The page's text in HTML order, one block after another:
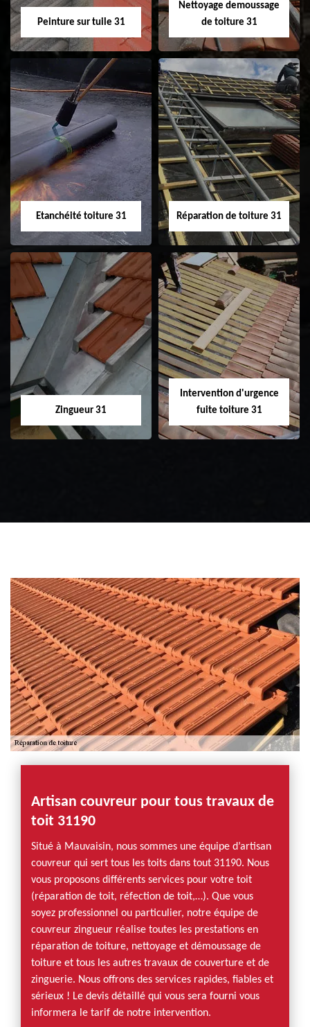
Peinture sur tuile 31
Peinture sur tuile
31
Nettoyage demoussage
de toiture 31
Nettoyage
demoussage de
toiture 31
Etanchéité toiture 31
Etanchéité toiture
31
Réparation de toiture 31
Réparation de
toiture 31
Zingueur 31
Intervention d'urgence
fuite toiture 31
Artisan couvreur pour tous travaux de
toit 31190
Situé à Mauvaisin, nous sommes une équipe d’artisan
couvreur qui sert tous les toits dans tout 31190. Nous
vous proposons différents services pour votre toit
(réparation de toit, réfection de toit,…). Que vous
soyez professionnel ou particulier, notre équipe de
couvreur zingueur réalise toutes les prestations en
réparation de toiture, nettoyage et démoussage de
toiture et tous les autres travaux de couverture et de
zinguerie. Nous offrons des services rapides, fiables et
sérieux ! Le devis détaillé qui vous sera fourni vous
informera le tarif de notre intervention.